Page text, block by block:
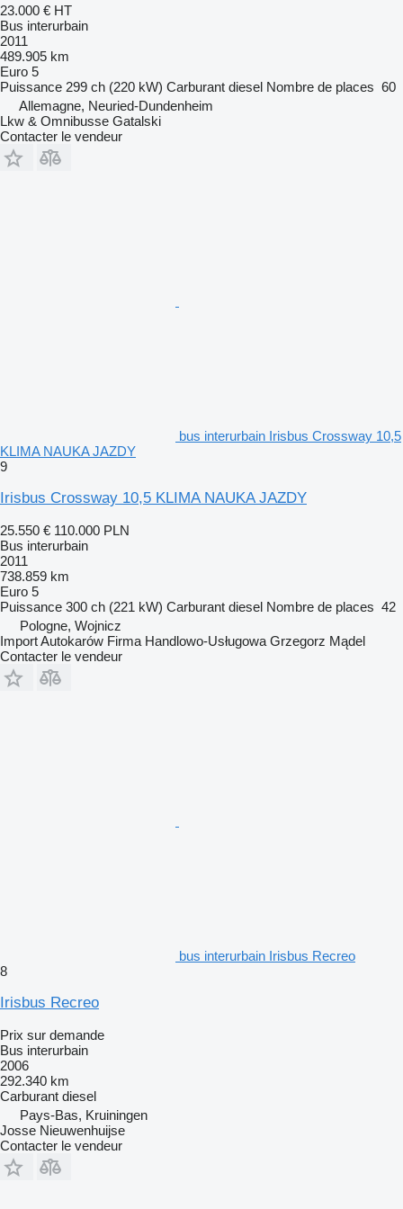
23.000 € HT
Bus interurbain
2011
489.905 km
Euro 5
Puissance 299 ch (220 kW) Carburant diesel Nombre de places 60
Allemagne, Neuried-Dundenheim
Lkw & Omnibusse Gatalski
Contacter le vendeur
bus interurbain Irisbus Crossway 10,5
KLIMA NAUKA JAZDY
9
Irisbus Crossway 10,5 KLIMA NAUKA JAZDY
25.550 € 110.000 PLN
Bus interurbain
2011
738.859 km
Euro 5
Puissance 300 ch (221 kW) Carburant diesel Nombre de places 42
Pologne, Wojnicz
Import Autokarów Firma Handlowo-Usługowa Grzegorz Mądel
Contacter le vendeur
bus interurbain Irisbus Recreo
8
Irisbus Recreo
Prix sur demande
Bus interurbain
2006
292.340 km
Carburant diesel
Pays-Bas, Kruiningen
Josse Nieuwenhuijse
Contacter le vendeur